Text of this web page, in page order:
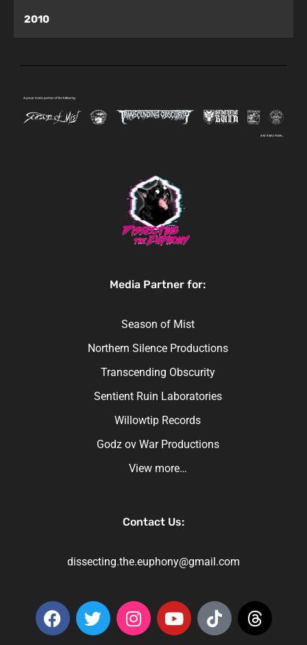
2010
Media Partner for:
Season of Mist
Northern Silence Productions
Transcending Obscurity
Sentient Ruin Laboratories
Willowtip Records
Godz ov War Productions
View more…
Contact Us:
dissecting.the.euphony@gmail.com